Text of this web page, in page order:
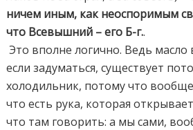
ничем иным, как неоспоримым
что Всевышний – его Б-г..
Это вполне логично. Ведь масло
если задуматься, существует
холодильник, потому что
что есть рука, которая
что там говорить: а мы сами,